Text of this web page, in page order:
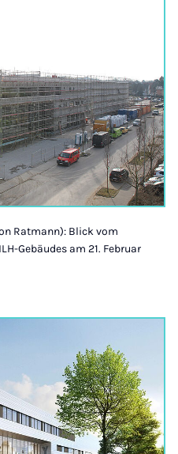
Ratmann): Blick vom
Gebäudes am 21. Februar